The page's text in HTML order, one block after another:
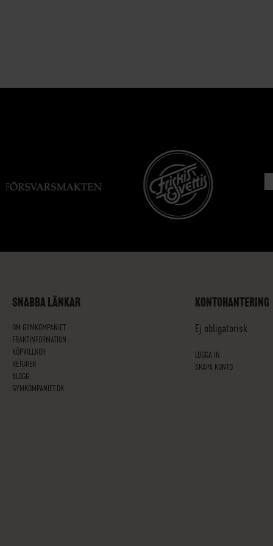
SNABBA LÄNKAR
OM GYMKOMPANIET
FRAKTINFORMATION
KÖPVILLKOR
RETURER
BLOGG
GYMKOMPANIET.DK
KONTOHANTERING
Ej obligatorisk
LOGGA IN
SKAPA KONTO